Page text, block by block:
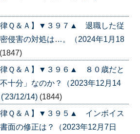
律Ｑ＆Ａ】▼３９７▲ 退職した従
侵害の対処は…。（2024年1月18
(1847)
律Ｑ＆Ａ】▼３９６▲ ８０歳だと
十分」なのか？（2023年12月14
12/14) (1844)
律Ｑ＆Ａ】▼３９５▲ インボイス
面の修正は？（2023年12月7日